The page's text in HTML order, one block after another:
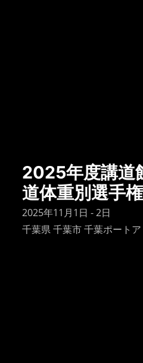
2025年度講道
道体重別選手
2025年11月1日 - 2日
千葉県 千葉市 千葉ポート